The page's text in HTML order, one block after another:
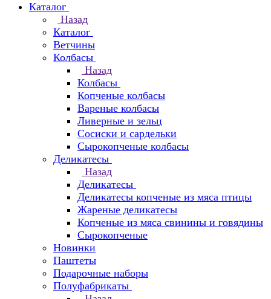
Каталог
Назад
Каталог
Ветчины
Колбасы
Назад
Колбасы
Копченые колбасы
Вареные колбасы
Ливерные и зельц
Сосиски и сардельки
Сырокопченые колбасы
Деликатесы
Назад
Деликатесы
Деликатесы копченые из мяса птицы
Жареные деликатесы
Копченые из мяса свинины и говядины
Сырокопченые
Новинки
Паштеты
Подарочные наборы
Полуфабрикаты